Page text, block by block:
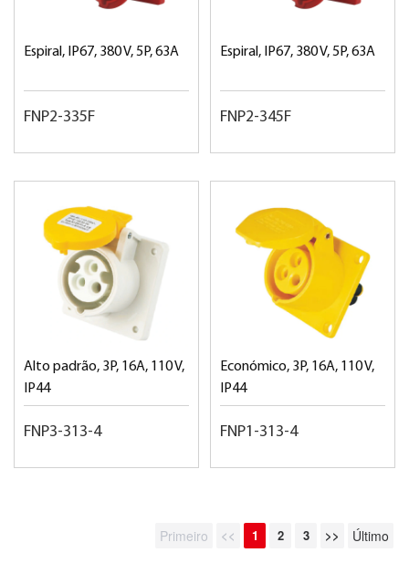
Espiral, IP67, 380 V, 5P, 63A
FNP2-335F
Espiral, IP67, 380 V, 5P, 63A
FNP2-345F
Alto padrão, 3P, 16A, 110 V,
IP44
FNP3-313-4
Económico, 3P, 16A, 110 V,
IP44
FNP1-313-4
Primeiro << 1 2 3 >> Último